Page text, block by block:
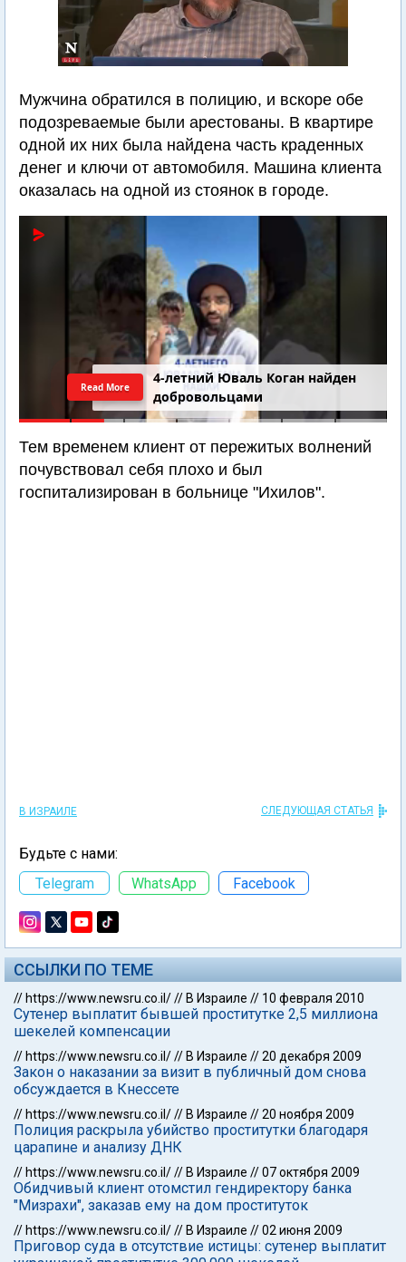
Мужчина обратился в полицию, и вскоре обе
подозреваемые были арестованы. В квартире
одной их них была найдена часть краденных
денег и ключи от автомобиля. Машина клиента
оказалась на одной из стоянок в городе.
4-летний Юваль Коган найден
добровольцами
Read More
Тем временем клиент от пережитых волнений
почувствовал себя плохо и был
госпитализирован в больнице "Ихилов".
В ИЗРАИЛЕ СЛЕДУЮЩАЯ СТАТЬЯ
Будьте с нами:
Telegram
WhatsApp Facebook
ССЫЛКИ ПО ТЕМЕ
// https://www.newsru.co.il/// В Израиле // 10 февраля 2010
Сутенер выплатит бывшей проститутке 2,5 миллиона
шекелей компенсации
// https://www.newsru.co.il/// В Израиле //20 декабря 2009
Закон о наказании за визит в публичный дом снова
обсуждается в Кнессете
// https://www.newsru.co.il/// В Израиле //20 ноября 2009
Полиция раскрыла убийство проститутки благодаря
царапине и анализу ДНК
// https://www.newsru.co.il/// В Израиле //07 октября 2009
Обидчивый клиент отомстил гендиректору банка
"Мизрахи", заказав ему на дом проституток
// https://www.newsru.co.il/// В Израиле //02 июня 2009
Приговор суда в отсутствие истицы: сутенер выплатит